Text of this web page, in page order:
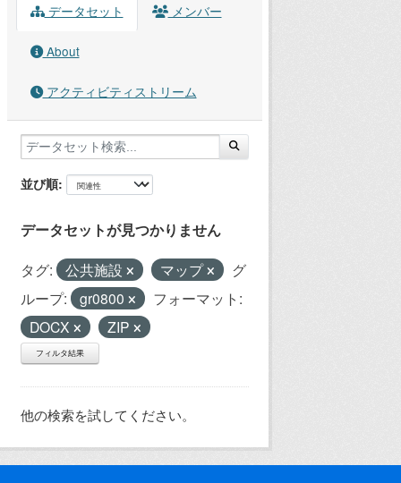
データセット メンバー
About
アクティビティストリーム
並び順
データセットが見つかりません
タグ: 公共施設 マップ
グ
ループ:
gr0800
フォーマット:
DOCX
ZIP
フィルタ結果
他の検索を試してください。